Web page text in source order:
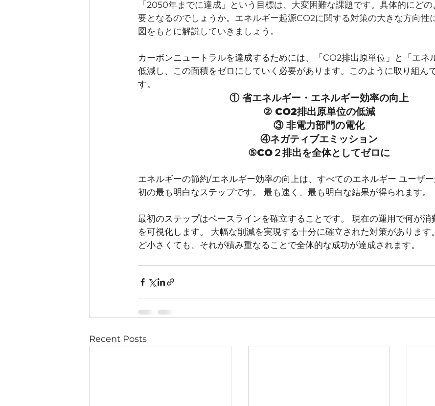
「2050年までに達成」という目標は、大変困難な課題です。具体的にど
要となるのでしょうか。エネルギー起源CO2に関する対策の大きな方向性
図をもとに解説していきましょう。
カーボンニュートラルを達成するためには、「CO2排出原単位」と「エネ
低減し、この面積をゼロにしていく必要があります。このように取り組ん
す。
① 省エネルギー・エネルギー効率の向上
② CO2排出原単位の低減
③ 非電力部門の電化
④ネガティブエミッション
⑤CO２排出を全体としてゼロに
エネルギーの節約/エネルギー効率の向上は、すべてのエネルギー ユーザ
初の最も明白なステップです。 最も速く、最も明白な結果が得られます。
最初のステップはベースラインを確立することです。 現在の運用で何が消
を可視化します。 大幅な削減を実現する十分に確立された対策があります
ど小さくても、それが積み重なることで全体的な成功が達成されます。
Recent Posts